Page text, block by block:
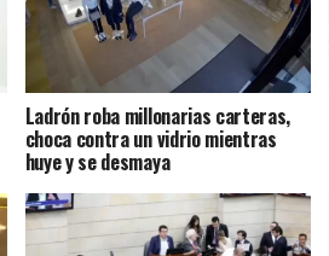
Ladrón roba millonarias carteras,
choca contra un vidrio mientras
huye y se desmaya